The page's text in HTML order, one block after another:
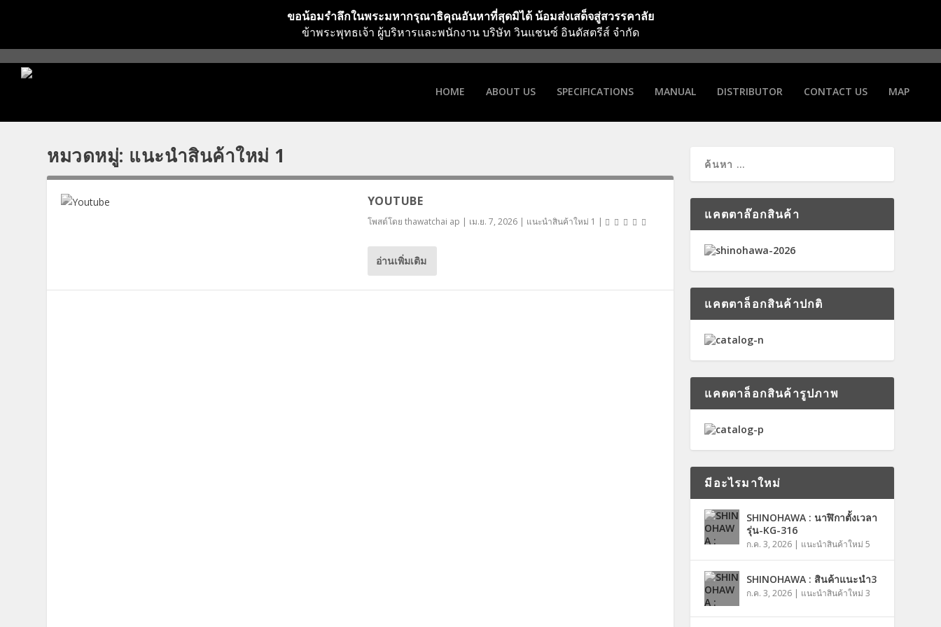
ขอน้อมรำลึกในพระมหากรุณาธิคุณอันหาที่สุดมิได้ น้อมส่งเสด็จสู่สวรรคาลัย
ข้าพระพุทธเจ้า ผู้บริหารและพนักงาน บริษัท วินแชนซ์ อินดัสตรีส์ จำกัด
HOME ABOUT US SPECIFICATIONS MANUAL DISTRIBUTOR CONTACT US MAP
หมวดหมู่: แนะนำสินค้าใหม่ 1
YOUTUBE
โพสต์โดย thawatchai ap | เม.ย. 7, 2026| แนะนำสินค้าใหม่ 1 |
อ่านเพิ่มเติม
แคตตาล๊อกสินค้า
แคตตาล็อกสินค้าปกติ
แคตตาล็อกสินค้ารูปภาพ
มีอะไรมาใหม่
SHINOHAWA : นาฬิกาตั้งเวลา
รุ่น-KG-316
ก.ค. 3, 2026 | แนะนำสินค้าใหม่ 5
SHINOHAWA : สินค้าแนะนำ3
ก.ค. 3, 2026 | แนะนำสินค้าใหม่ 3